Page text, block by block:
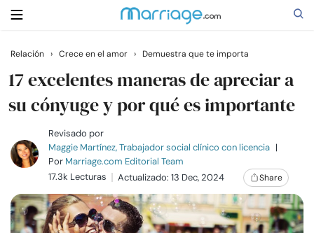
Buscar
Casarse
Relaciones
Familia
Relación › Crece en el amor › Demuestra que te importa
17 excelentes maneras de apreciar a
su cónyuge y por qué es importante
Revisado por
Maggie Martínez, Trabajador social clínico con licencia |
Por Marriage.com Editorial Team
17.3k Lecturas
Actualizado: 13 Dec, 2024 Share